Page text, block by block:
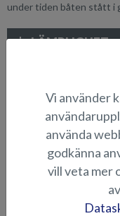
under tiden båten stått i
LÄMPLIGHET
ELEKTRONIK
Vi använder
använda
godkänna
vill veta mer